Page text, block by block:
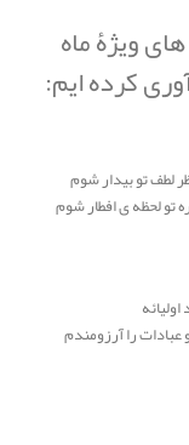
ویژۀ ماه
کرده ایم:
تو بیدار شوم
لحظه ی افطار شوم
را آرزومندم